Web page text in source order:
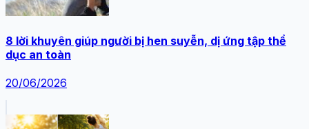
8 lời khuyên giúp người bị hen suyễn, dị ứng tập thể
dục an toàn
20/06/2026